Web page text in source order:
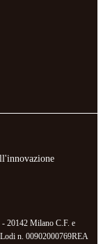
20142 Milano C.F. e
n. 00902000769REA